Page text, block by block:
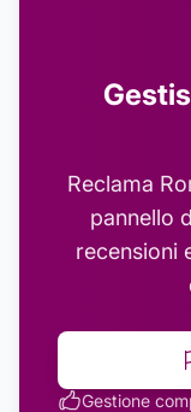
Reclama
pannello
recensioni
Gestione